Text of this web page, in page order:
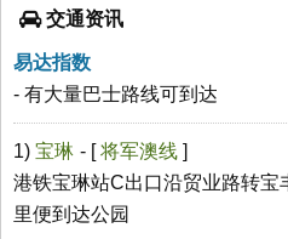
交通资讯
易达指数
- 有大量巴士路线可到达
1) 宝琳 - [将军澳线 ]
港铁宝琳站C出口沿贸业路转宝
里便到达公园